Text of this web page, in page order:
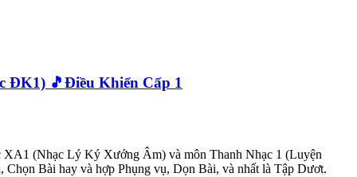
ĐK1) 🎵Điều Khiển Cấp 1
XA1 (Nhạc Lý Ký Xướng Âm) và môn Thanh Nhạc 1 (Luyện
Bài hay và hợp Phụng vụ, Dọn Bài, và nhất là Tập Dươt.